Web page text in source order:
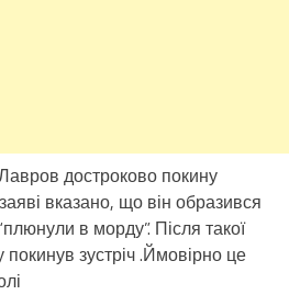
достроково покину
вказано, що він образився
в морду”. Після такої
зустріч .Ймовірно це